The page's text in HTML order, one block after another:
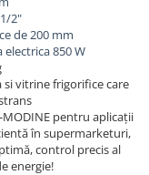
2"
de 200 mm
850 W
vitrine frigorifice care
pentru aplicații
în supermarketuri,
control precis al
energie!